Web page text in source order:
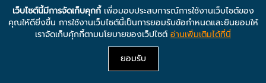
เว็บไซต์นี้มีการจัดเก็บคุกกี้เพื่อมอบประสบการณ์การใช้งานเว็บไซต์ของ
คุณให้ดียิ่งขึ้น การใช้งานเว็บไซต์นี้เป็นการยอมรับข้อกำหนดและยินยอมให้
เราจัดเก็บคุ้กกี้ตามนโยบายของเว็ปไซต์ อ่านเพิ่มเติมได้ที่นี่
ยอมรับ